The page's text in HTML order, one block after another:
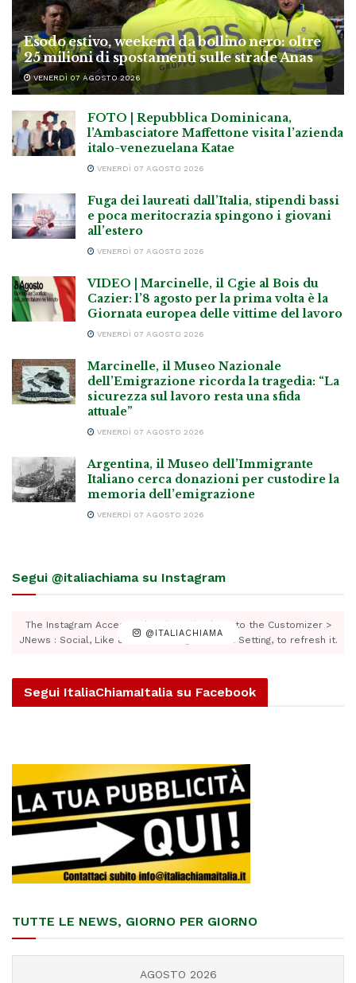
Esodo estivo, weekend da bollino nero: oltre
25 milioni di spostamenti sulle strade Anas
VENERDÌ 07 AGOSTO 2026
FOTO | Repubblica Dominicana,
l’Ambasciatore Maffettone visita l’azienda
italo-venezuelana Katae
VENERDÌ 07 AGOSTO 2026
Fuga dei laureati dall’Italia, stipendi bassi
e poca meritocrazia spingono i giovani
all’estero
VENERDÌ 07 AGOSTO 2026
VIDEO | Marcinelle, il Cgie al Bois du
Cazier: l’8 agosto per la prima volta è la
Giornata europea delle vittime del lavoro
VENERDÌ 07 AGOSTO 2026
Marcinelle, il Museo Nazionale
dell’Emigrazione ricorda la tragedia: “La
sicurezza sul lavoro resta una sfida
attuale”
VENERDÌ 07 AGOSTO 2026
Argentina, il Museo dell’Immigrante
Italiano cerca donazioni per custodire la
memoria dell’emigrazione
VENERDÌ 07 AGOSTO 2026
Segui @italiachiama su Instagram
@ITALIACHIAMA
The Instagram Access Token is expired, Go to the Customizer >
JNews : Social, Like & View > Instagram Feed Setting, to refresh it.
Segui ItaliaChiamaItalia su Facebook
TUTTE LE NEWS, GIORNO PER GIORNO
AGOSTO 2026